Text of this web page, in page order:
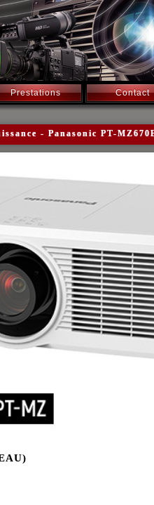
Prestations Contact
- Panasonic PT-